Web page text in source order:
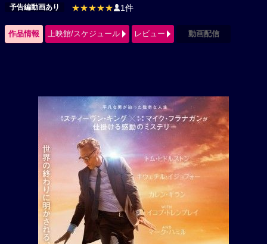
予告編動画あり
★★★★★ 1件
作品情報 上映館/スケジュール レビュー 動画配信